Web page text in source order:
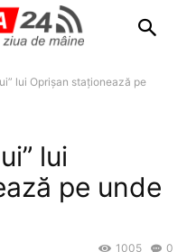
lui Oprișan staționează pe
lui
pe unde
0
1005